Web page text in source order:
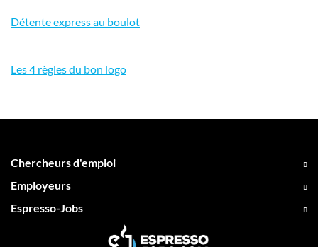
Détente express au boulot
Les 4 règles du bon logo
Chercheurs d'emploi
Employeurs
Espresso-Jobs